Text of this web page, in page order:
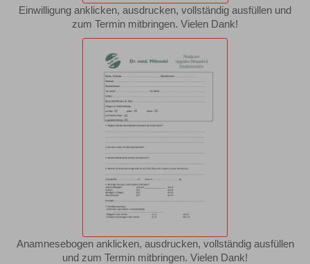
Einwilligung anklicken, ausdrucken, vollständig ausfüllen und
zum Termin mitbringen. Vielen Dank!
Anamnesebogen anklicken, ausdrucken, vollständig ausfüllen
und zum Termin mitbringen. Vielen Dank!